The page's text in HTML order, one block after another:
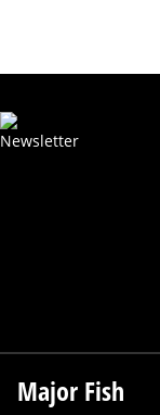
Major Fish